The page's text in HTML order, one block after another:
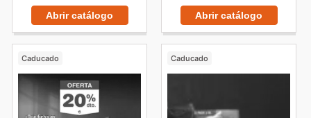
Abrir catálogo Abrir catálogo
Caducado Caducado